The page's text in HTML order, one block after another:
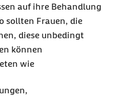
auf ihre Behandlung
sollten Frauen, die
diese unbedingt
können
wie